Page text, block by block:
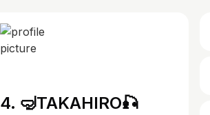
4. 🤿TAKAHIRO🎣